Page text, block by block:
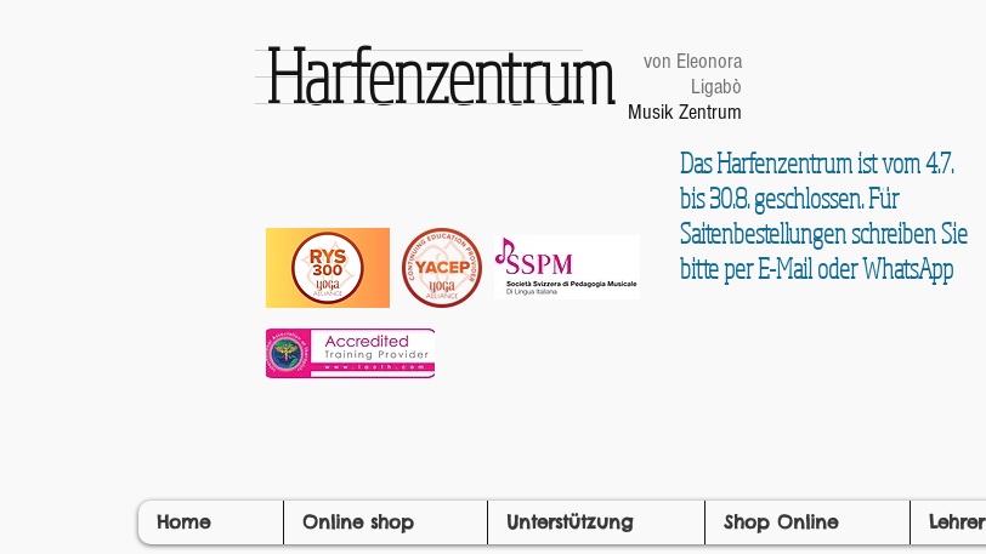
Harfenzentrum
von Eleonora
Ligabò
Musik Zentrum
Das Harfenzentrum ist vom 4.7.
bis 30.8. geschlossen. Für
Saitenbestellungen schreiben Sie
bitte per E-Mail oder WhatsApp
Home Online shop Unterstützung Shop Online Lehrer